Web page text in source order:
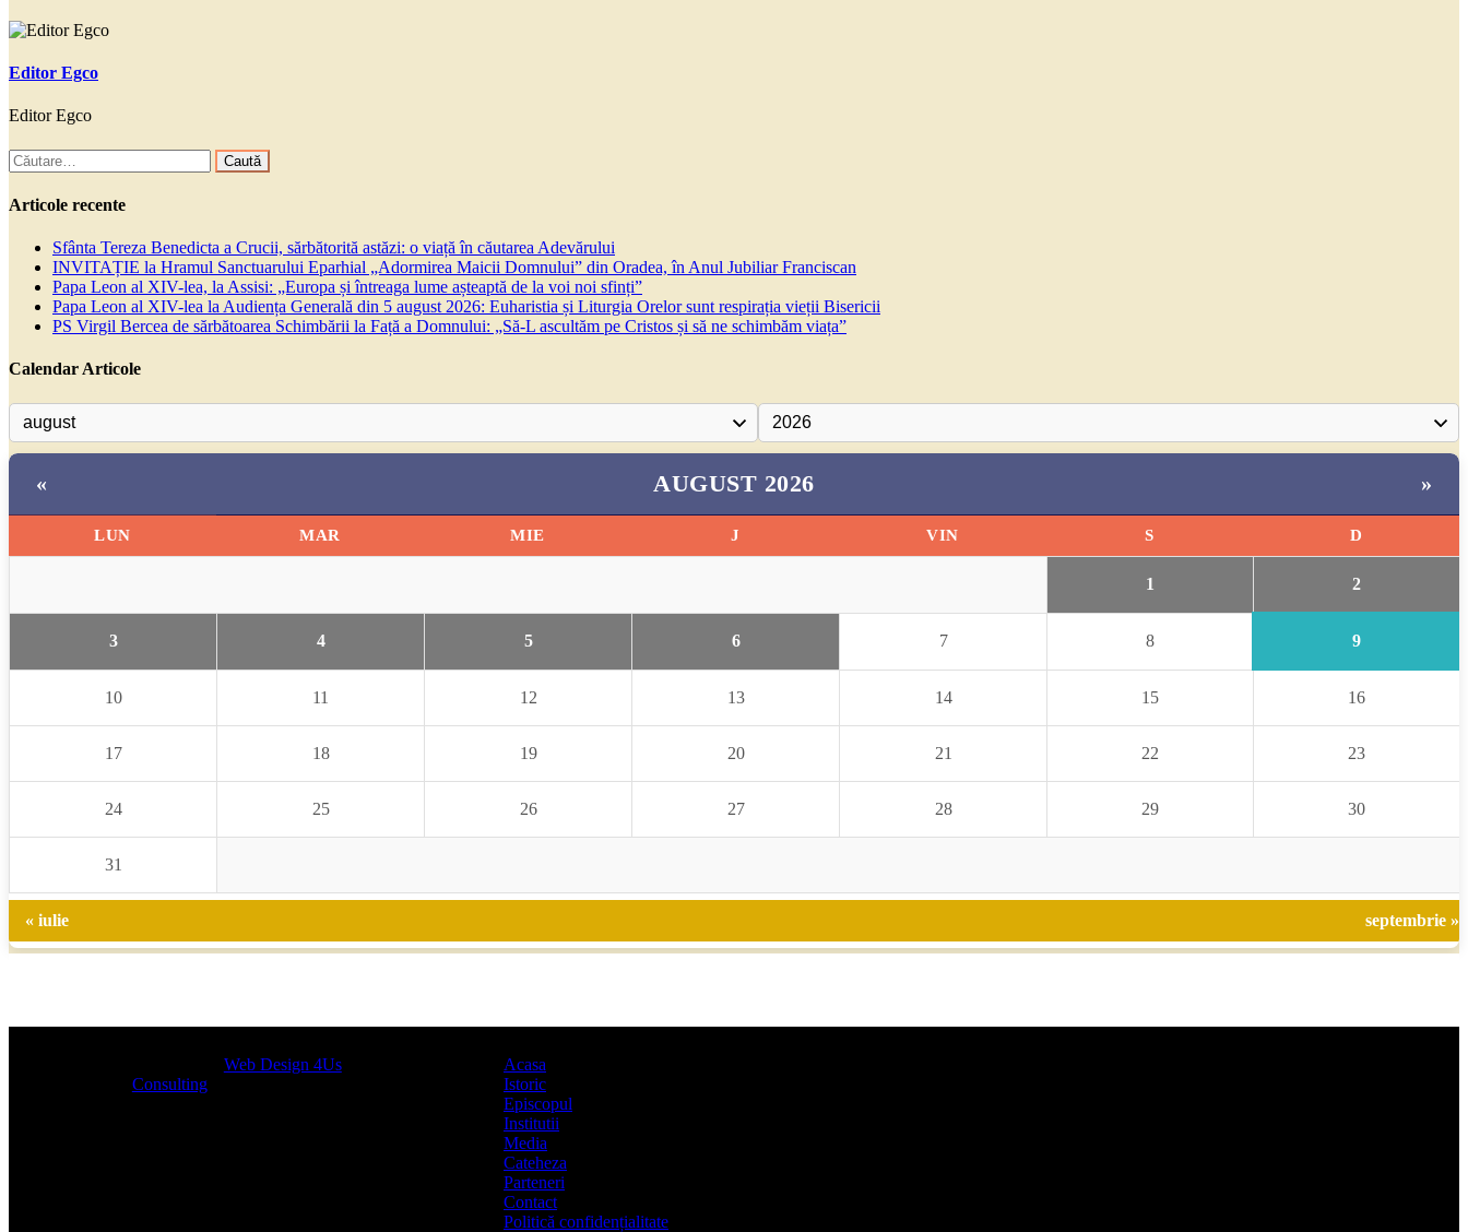
Editor Egco
Editor Egco
Caută
după:
Articole recente
Sfânta Tereza Benedicta a Crucii, sărbătorită astăzi: o viață în căutarea Adevărului
INVITAȚIE la Hramul Sanctuarului Eparhial „Adormirea Maicii Domnului” din Oradea, în Anul Jubiliar Franciscan
Papa Leon al XIV-lea, la Assisi: „Europa și întreaga lume așteaptă de la voi noi sfinți”
Papa Leon al XIV-lea la Audiența Generală din 5 august 2026: Euharistia și Liturgia Orelor sunt respirația vieții Bisericii
PS Virgil Bercea de sărbătoarea Schimbării la Față a Domnului: „Să-L ascultăm pe Cristos și să ne schimbăm viața”
Calendar Articole
« AUGUST 2026 »
LUN MAR MIE J VIN S D
1 2
3 4 5 6 7 8 9
10 11 12 13 14 15 16
17 18 19 20 21 22 23
24 25 26 27 28 29 30
31
« iulie septembrie »
Web Design 4Us
Consulting|
Acasa
Istoric
Episcopul
Institutii
Media
Cateheza
Parteneri
Contact
Politică confidențialitate